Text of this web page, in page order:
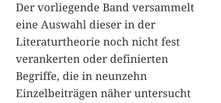
Der vorliegende Band versammelt
eine Auswahl dieser in der
Literaturtheorie noch nicht fest
verankerten oder definierten
Begriffe, die in neunzehn
Einzelbeiträgen näher untersucht